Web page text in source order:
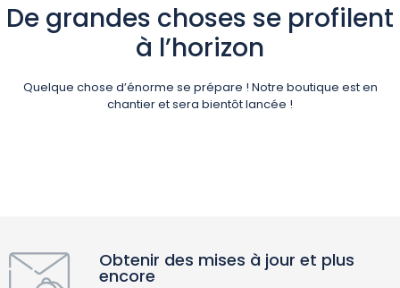
De grandes choses se profilent
à l’horizon
Quelque chose d’énorme se prépare ! Notre boutique est en
chantier et sera bientôt lancée !
Obtenir des mises à jour et plus
encore